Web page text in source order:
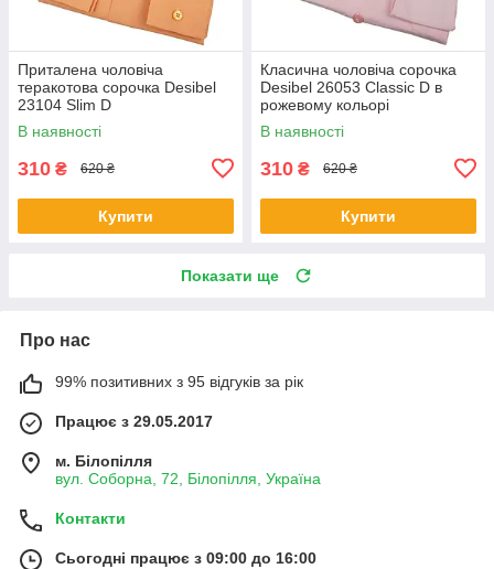
Приталена чоловіча
теракотова сорочка Desibel
23104 Slim D
В наявності
310 ₴ 620 ₴
Купити
Класична чоловіча сорочка
Desibel 26053 Classic D в
рожевому кольорі
В наявності
310 ₴ 620 ₴
Купити
Показати ще
Про нас
99% позитивних з 95 відгуків за рік
Працює з 29.05.2017
м. Білопілля
вул. Соборна, 72, Білопілля, Україна
Контакти
Сьогодні працює з 09:00 до 16:00